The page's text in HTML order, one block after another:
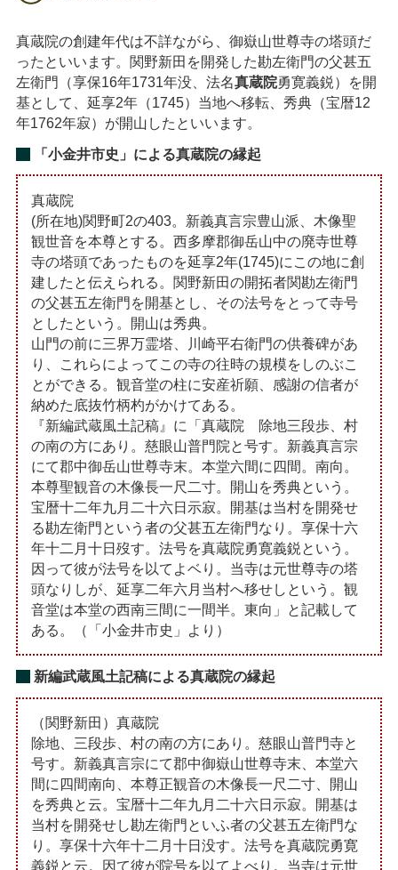
真蔵院の創建年代は不詳ながら、御嶽山世尊寺の塔頭だ
ったといいます。関野新田を開発した勘左衛門の父甚五
左衛門（享保16年1731年没、法名真蔵院勇寛義鋭）を開
基として、延享2年（1745）当地へ移転、秀典（宝暦12
年1762年寂）が開山したといいます。
「小金井市史」による真蔵院の縁起
真蔵院
(所在地)関野町2の403。新義真言宗豊山派、木像聖
観世音を本尊とする。西多摩郡御岳山中の廃寺世尊
寺の塔頭であったものを延享2年(1745)にこの地に創
建したと伝えられる。関野新田の開拓者関勘左衛門
の父甚五左衛門を開基とし、その法号をとって寺号
としたという。開山は秀典。
山門の前に三界万霊塔、川崎平右衛門の供養碑があ
り、これらによってこの寺の往時の規模をしのぶこ
とができる。観音堂の柱に安産祈願、感謝の信者が
納めた底抜竹柄杓がかけてある。
『新編武蔵風土記稿』に「真蔵院 除地三段歩、村
の南の方にあり。慈眼山普門院と号す。新義真言宗
にて郡中御岳山世尊寺末。本堂六間に四間。南向。
本尊聖観音の木像長一尺二寸。開山を秀典という。
宝暦十二年九月二十六日示寂。開基は当村を開発せ
る勘左衛門という者の父甚五左衛門なり。享保十六
年十二月十日歿す。法号を真蔵院勇寛義鋭という。
因って彼が法号を以てよベり。当寺は元世尊寺の塔
頭なりしが、延享二年六月当村へ移せしという。観
音堂は本堂の西南三間に一間半。東向」と記載して
ある。（「小金井市史」より）
新編武蔵風土記稿による真蔵院の縁起
（関野新田）真蔵院
除地、三段歩、村の南の方にあり。慈眼山普門寺と
号す。新義真言宗にて郡中御嶽山世尊寺末、本堂六
間に四間南向、本尊正観音の木像長一尺二寸、開山
を秀典と云。宝暦十二年九月二十六日示寂。開基は
当村を開発せし勘左衛門といふ者の父甚五左衛門な
り。享保十六年十二月十日没す。法号を真蔵院勇寛
義鋭と云。因て彼が院号を以てよべり。当寺は元世